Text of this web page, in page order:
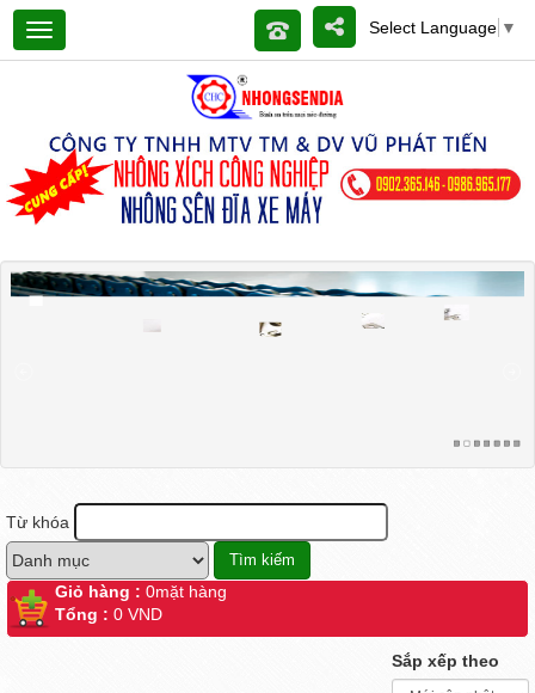
Select Language ▼
Từ khóa
Giỏ hàng : 0mặt hàng
Tổng : 0 VND
Sắp xếp theo